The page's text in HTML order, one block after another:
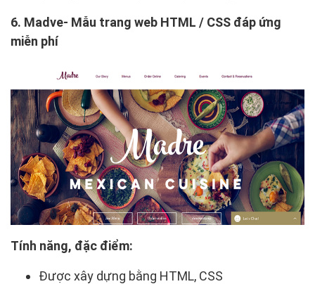
6. Madve- Mẫu trang web HTML / CSS đáp ứng
miễn phí
Tính năng, đặc điểm:
Được xây dựng bằng HTML, CSS